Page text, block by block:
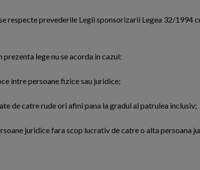
respecte prevederile Legii sponsorizarii Legea 32/1994
lege nu se acorda in cazul:
intre persoane fizice sau juridice;
de catre rude ori afini pana la gradul al patrulea inclusiv;
juridice fara scop lucrativ de catre o alta persoana